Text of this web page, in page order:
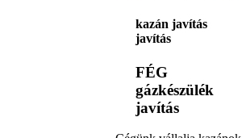
kazán javítás
javítás
FÉG
gázkészülék
javítás